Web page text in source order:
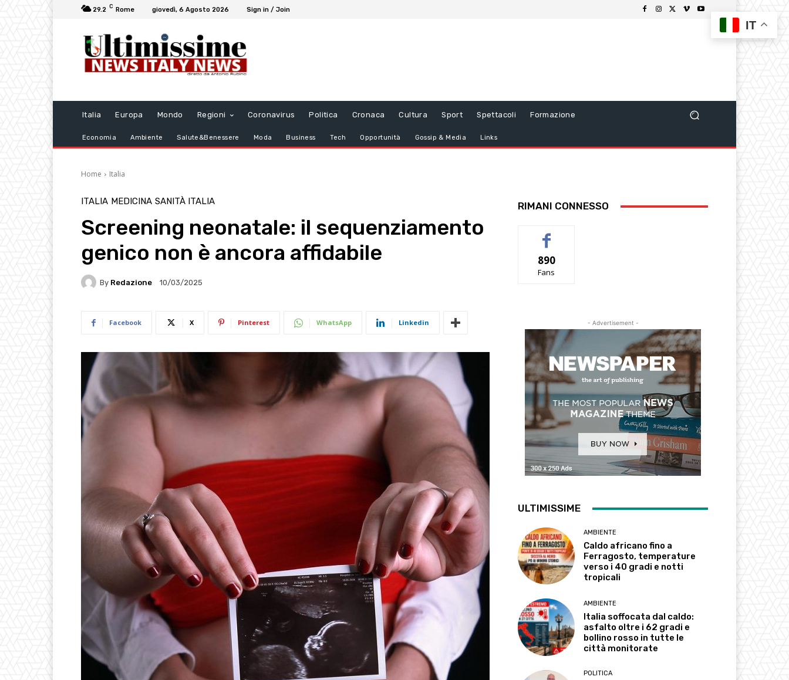
29.2 C Rome giovedì, 6 Agosto 2026 Sign in / Join
Italia Europa Mondo Regioni Coronavirus Politica Cronaca Cultura Sport Spettacoli Formazione
Economia Ambiente Salute&Benessere Moda Business Tech Opportunità Gossip & Media Links
Home Italia
ITALIA MEDICINA SANITÀ ITALIA
Screening neonatale: il sequenziamento
genico non è ancora affidabile
By Redazione 10/03/2025
Facebook X Pinterest WhatsApp Linkedin
RIMANI CONNESSO
890
Fans
- Advertisement -
ULTIMISSIME
AMBIENTE
Caldo africano fino a
Ferragosto, temperature
verso i 40 gradi e notti
tropicali
AMBIENTE
Italia soffocata dal caldo:
asfalto oltre i 62 gradi e
bollino rosso in tutte le
città monitorate
POLITICA
IT